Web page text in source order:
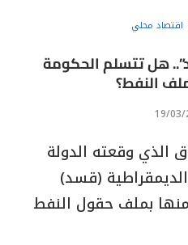
اقتصاد محلي
هل تتسلم الحكومة
النفط؟
19/03/
الذي وقعته الدولة
(قسد)
بملف حقول النفط